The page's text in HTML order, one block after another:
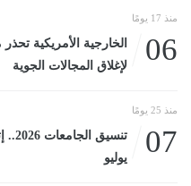
منذ 17 يومًا
06
الخارجية الأمريكية
لإغلاق المجالات الجوية
منذ 25 يومًا
07
يوليو